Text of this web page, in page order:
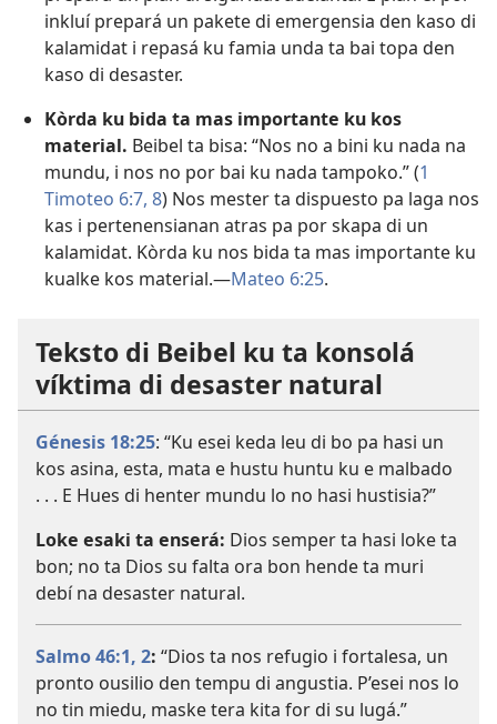
inkluí prepará un pakete di emergensia den kaso di
kalamidat i repasá ku famia unda ta bai topa den
kaso di desaster.
Kòrda ku bida ta mas importante ku kos
material. Beibel ta bisa: “Nos no a bini ku nada na
mundu, i nos no por bai ku nada tampoko.” (1
Timoteo 6:7, 8) Nos mester ta dispuesto pa laga nos
kas i pertenensianan atras pa por skapa di un
kalamidat. Kòrda ku nos bida ta mas importante ku
kualke kos material.​—Mateo 6:25.
Teksto di Beibel ku ta konsolá
víktima di desaster natural
Génesis 18:25: “Ku esei keda leu di bo pa hasi un
kos asina, esta, mata e hustu huntu ku e malbado
. . . E Hues di henter mundu lo no hasi hustisia?”
Loke esaki ta enserá: Dios semper ta hasi loke ta
bon; no ta Dios su falta ora bon hende ta muri
debí na desaster natural.
Salmo 46:1, 2: “Dios ta nos refugio i fortalesa, un
pronto ousilio den tempu di angustia. P’esei nos lo
no tin miedu, maske tera kita for di su lugá.”